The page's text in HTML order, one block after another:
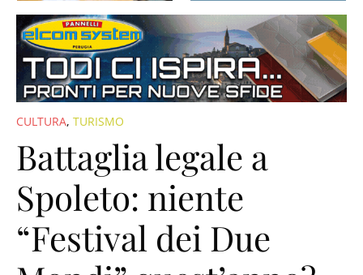
CULTURA, TURISMO
Battaglia legale a
Spoleto: niente
“Festival dei Due